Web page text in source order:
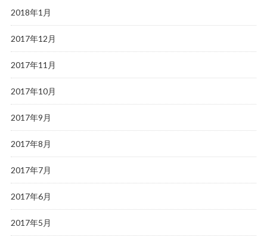
2018年1月
2017年12月
2017年11月
2017年10月
2017年9月
2017年8月
2017年7月
2017年6月
2017年5月